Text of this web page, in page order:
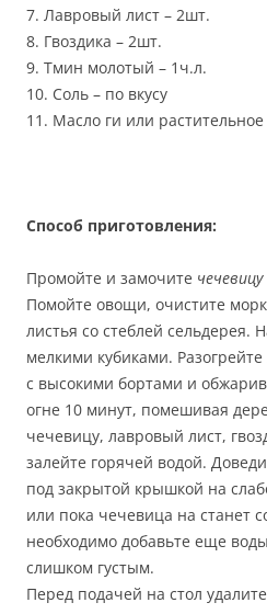
7. Лавровый лист – 2шт.
8. Гвоздика – 2шт.
9. Тмин молотый – 1ч.л.
10. Соль – по вкусу
11. Масло ги или растительное
Способ приготовления:
Промойте и замочите чечевицу
Помойте овощи, очистите
листья со стеблей сельдерея.
мелкими кубиками.
с высокими бортами и
огне 10 минут, помешивая
чечевицу, лавровый лист,
залейте горячей водой.
под закрытой крышкой на
или пока чечевица на станет
необходимо добавьте еще
слишком густым.
Перед подачей на стол